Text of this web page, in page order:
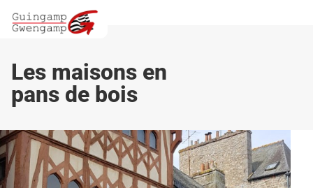
Les maisons en
pans de bois